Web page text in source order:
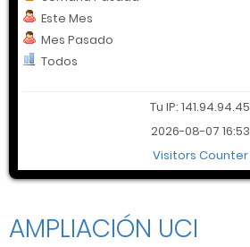
Este Mes
Mes Pasado
Todos
Tu IP: 141.94.94.45
2026-08-07 16:53
Visitors Counter
AMPLIACIÓN UCI